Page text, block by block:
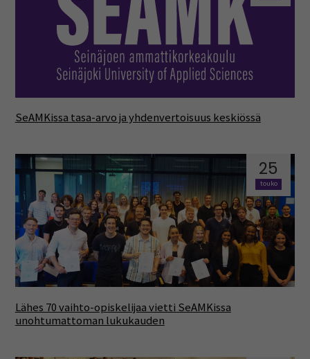
SeAMKissa tasa-arvo ja yhdenvertoisuus keskiössä
25
touko
Lähes 70 vaihto-opiskelijaa vietti SeAMKissa
unohtumattoman lukukauden